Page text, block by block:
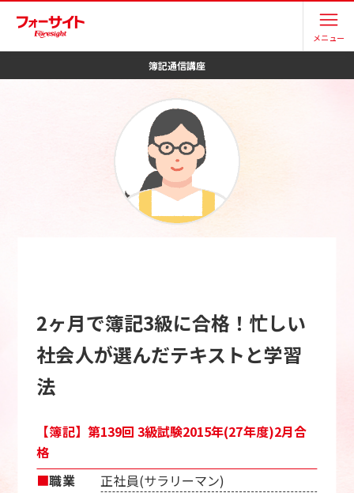
メニュー
簿記通信講座
2ヶ月で簿記3級に合格！忙しい
社会人が選んだテキストと学習
法
【簿記】第139回 3級試験2015年(27年度)2月合
格
■職業
正社員(サラリーマン)